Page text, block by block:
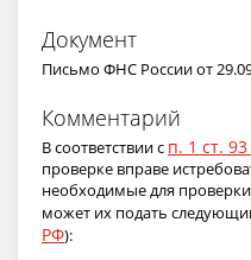
Документ
Письмо ФНС России от
Комментарий
В соответствии с п. 1 ст.
проверке вправе
необходимые для
может их подать
РФ):